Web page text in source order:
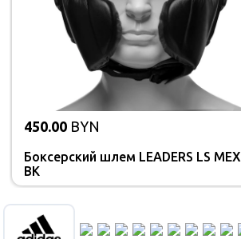
450.00 BYN
Боксерский шлем LEADERS LS MEX
BK